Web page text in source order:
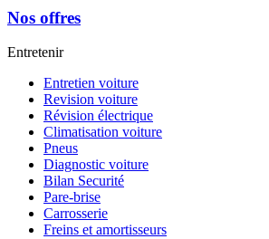
Nos offres
Entretenir
Entretien voiture
Revision voiture
Révision électrique
Climatisation voiture
Pneus
Diagnostic voiture
Bilan Securité
Pare-brise
Carrosserie
Freins et amortisseurs